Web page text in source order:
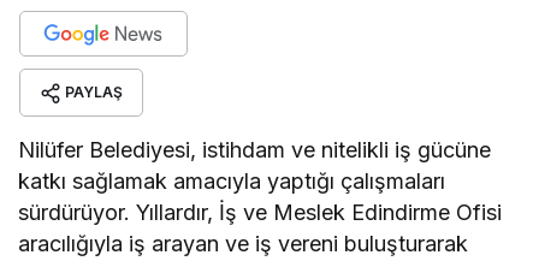
PAYLAŞ
Nilüfer Belediyesi, istihdam ve nitelikli iş gücüne
katkı sağlamak amacıyla yaptığı çalışmaları
sürdürüyor. Yıllardır, İş ve Meslek Edindirme Ofisi
aracılığıyla iş arayan ve iş vereni buluşturarak